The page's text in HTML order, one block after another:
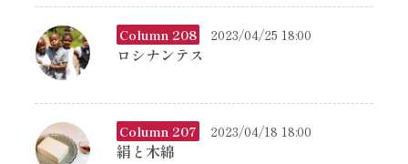
Column 208 2023/04/25 18:00
ロシナンテス
Column 207 2023/04/18 18:00
絹と木綿